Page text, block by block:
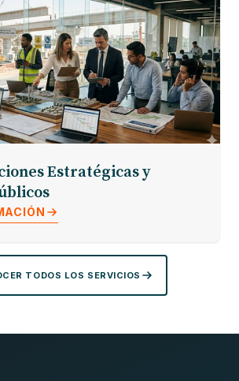
Estratégicas y
TODOS LOS SERVICIOS